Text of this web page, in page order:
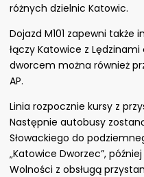
różnych dzielnic Katowic.
Dojazd M101 zapewni
łączy Katowice z
dworcem można również
AP.
Linia rozpocznie kursy z
Następnie autobusy
Słowackiego do
„Katowice Dworzec”,
Wolności z obsługą